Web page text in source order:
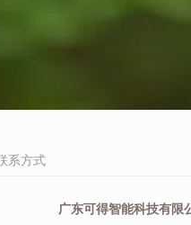
系方式
广东可得智能科技有限